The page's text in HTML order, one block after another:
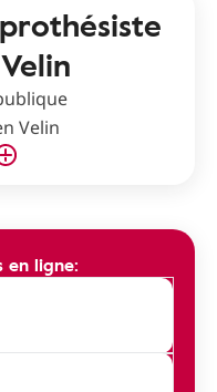
Velin
en ligne: